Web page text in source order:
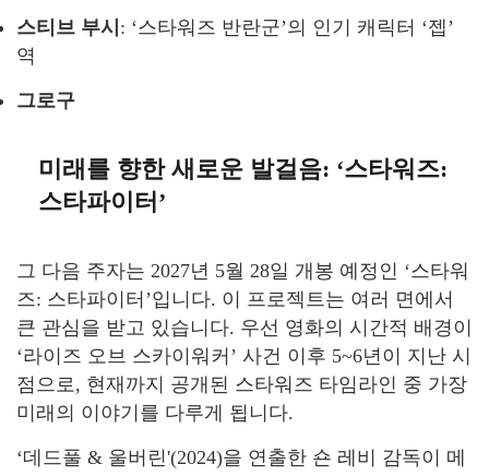
스티브 부시 : ‘스타워즈 반란군’의 인기 캐릭터 ‘젭’
역
그로구
미래를 향한 새로운 발걸음: ‘스타워즈:
스타파이터’
그 다음 주자는 2027년 5월 28일 개봉 예정인 ‘스타워
즈: 스타파이터’입니다. 이 프로젝트는 여러 면에서
큰 관심을 받고 있습니다. 우선 영화의 시간적 배경이
‘라이즈 오브 스카이워커’ 사건 이후 5~6년이 지난 시
점으로, 현재까지 공개된 스타워즈 타임라인 중 가장
미래의 이야기를 다루게 됩니다.
‘데드풀 & 울버린'(2024)을 연출한 숀 레비 감독이 메